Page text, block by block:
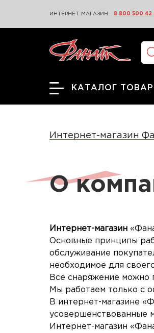
ИНТЕРНЕТ-МАГАЗИН: 8 800 500 42
КАТАЛОГ
Интернет-магазин
О
Интернет-магазин
Основные принципы
обслуживание
необходимое для
Все снаряжение можно
Мы работаем только с
В интернет-магазине
усовершенствованные
Интернет-магазин